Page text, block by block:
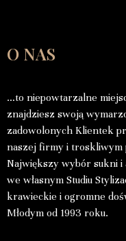
O NAS
…to niepowtarzalne
znajdziesz swoją
zadowolonych Klientek
naszej firmy i troskliwym
Największy wybór sukni
we własnym Studiu
krawieckie i ogromne
Młodym od 1993 roku.